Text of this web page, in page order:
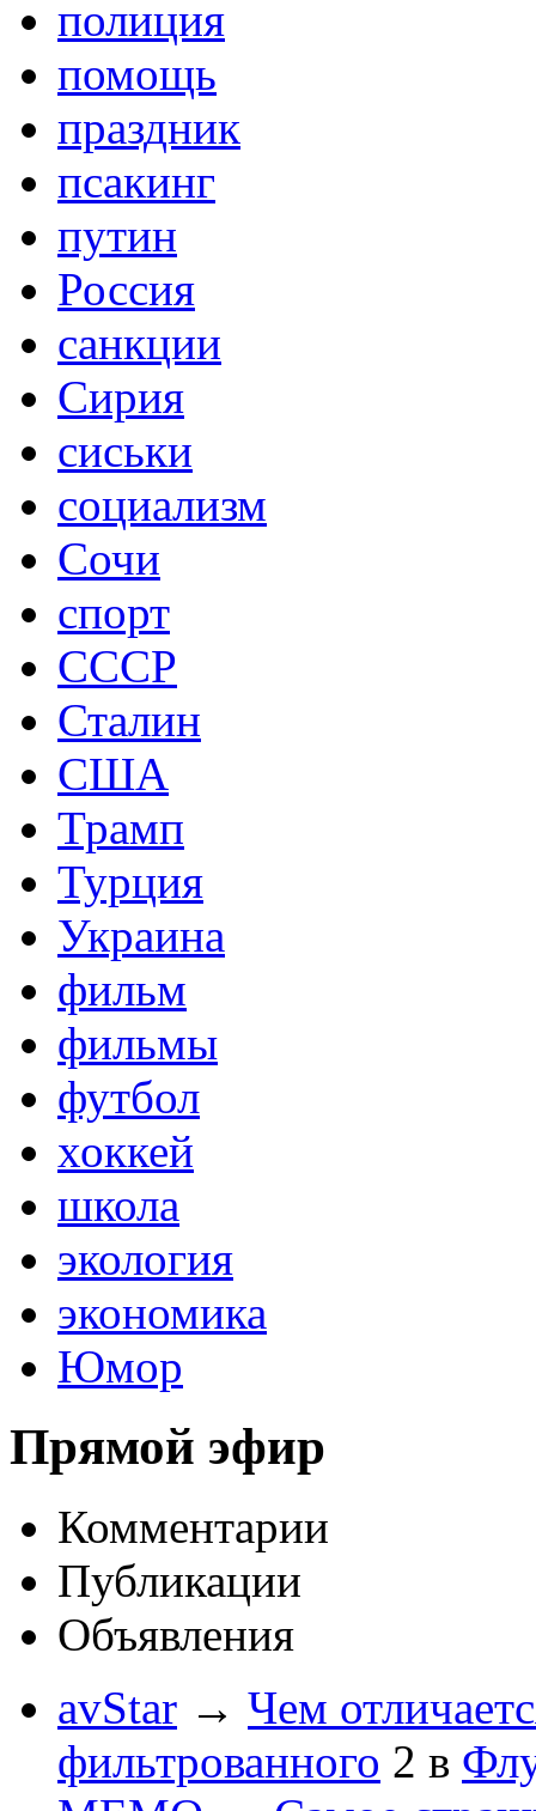
полиция
помощь
праздник
псакинг
путин
Россия
санкции
Сирия
сиськи
социализм
Сочи
спорт
СССР
Сталин
США
Трамп
Турция
Украина
фильм
фильмы
футбол
хоккей
школа
экология
экономика
Юмор
Прямой эфир
Комментарии
Публикации
Объявления
avStar → Чем
фильтрованного 2 в